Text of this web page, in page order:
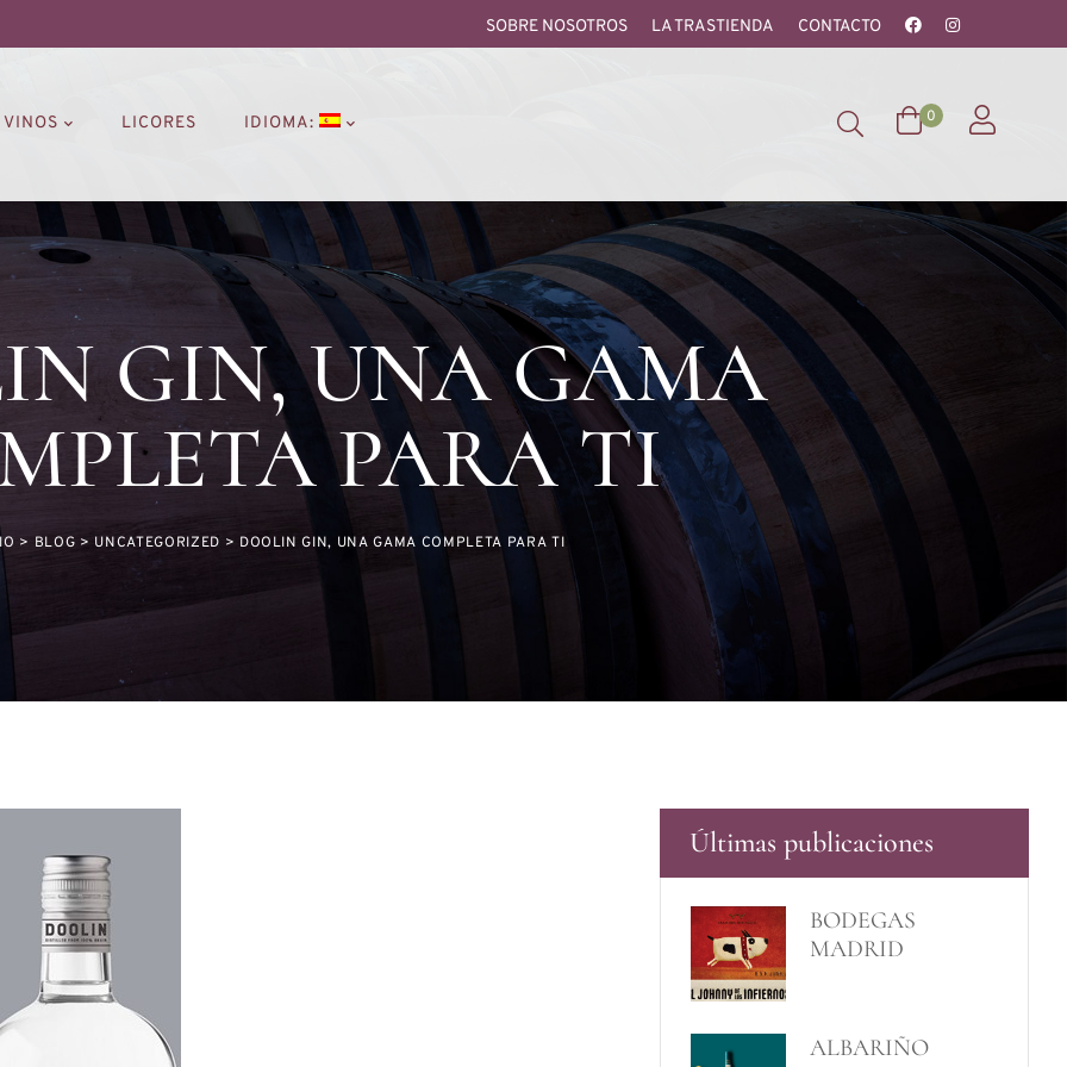
SOBRE NOSOTROS LA TRASTIENDA CONTACTO
VINOS LICORES IDIOMA: 0
GIN, UNA GAMA
PARA TI
> BLOG > UNCATEGORIZED > DOOLIN GIN, UNA GAMA COMPLETA PARA TI
Últimas publicaciones
BODEGAS
MADRID
LOS INFIERNOS»
ALBARIÑO